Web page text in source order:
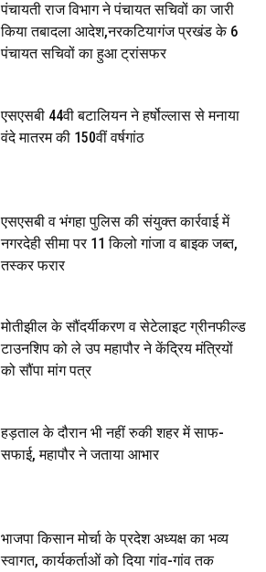
पंचायती राज विभाग ने पंचायत सचिवों का जारी
किया तबादला आदेश,नरकटियागंज प्रखंड के 6
पंचायत सचिवों का हुआ ट्रांसफर
एसएसबी 44वी बटालियन ने हर्षोल्लास से मनाया
वंदे मातरम की 150वीं वर्षगांठ
एसएसबी व भंगहा पुलिस की संयुक्त कार्रवाई में
नगरदेही सीमा पर 11 किलो गांजा व बाइक जब्त,
तस्कर फरार
मोतीझील के सौंदर्यीकरण व सेटेलाइट ग्रीनफील्ड
टाउनशिप को ले उप महापौर ने केंद्रिय मंत्रियों
को सौंपा मांग पत्र
हड़ताल के दौरान भी नहीं रुकी शहर में साफ-
सफाई, महापौर ने जताया आभार
भाजपा किसान मोर्चा के प्रदेश अध्यक्ष का भव्य
स्वागत, कार्यकर्ताओं को दिया गांव-गांव तक